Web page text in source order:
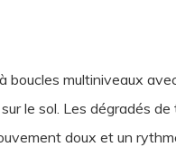
boucles multiniveaux
le sol. Les dégradés
doux et un